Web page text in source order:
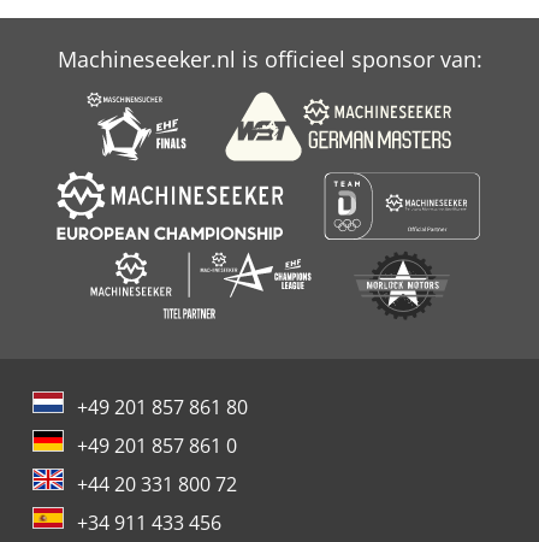
Machineseeker.nl is officieel sponsor van:
+49 201 857 861 80
+49 201 857 861 0
+44 20 331 800 72
+34 911 433 456